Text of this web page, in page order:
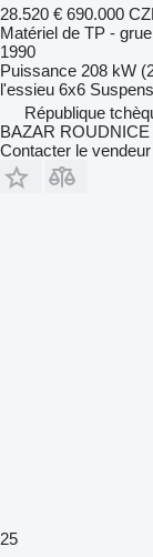
28.520 € 690.000
Matériel de TP -
1990
Puissance 208 kW
l'essieu 6x6
République
BAZAR ROUDNICE
Contacter le vendeur
25